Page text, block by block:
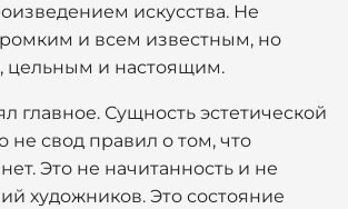
искусства. Не
и всем известным, но
цельным и настоящим.
главное. Сущность эстетической
не свод правил о том, что
Это не начитанность и не
художников. Это состояние